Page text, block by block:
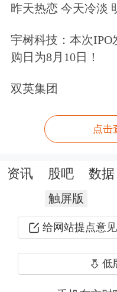
释放资金9000亿
相似案例主要
4次普降+定向的
昨天热恋 今天冷淡
宇树科技：本次IPO
购日为8月10日！
双英集团
点击
资讯 股吧 数据
触屏版
给网站提点意见
低